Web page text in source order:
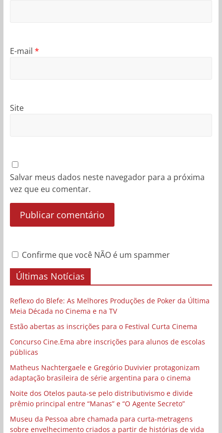
E-mail *
Site
Salvar meus dados neste navegador para a próxima
vez que eu comentar.
Confirme que você NÃO é um spammer
Últimas Notícias
Reflexo do Blefe: As Melhores Produções de Poker da Última
Meia Década no Cinema e na TV
Estão abertas as inscrições para o Festival Curta Cinema
Concurso Cine.Ema abre inscrições para alunos de escolas
públicas
Matheus Nachtergaele e Gregório Duvivier protagonizam
adaptação brasileira de série argentina para o cinema
Noite dos Otelos pauta-se pelo distributivismo e divide
prêmio principal entre “Manas” e “O Agente Secreto”
Museu da Pessoa abre chamada para curta-metragens
sobre envelhecimento criados a partir de histórias de vida